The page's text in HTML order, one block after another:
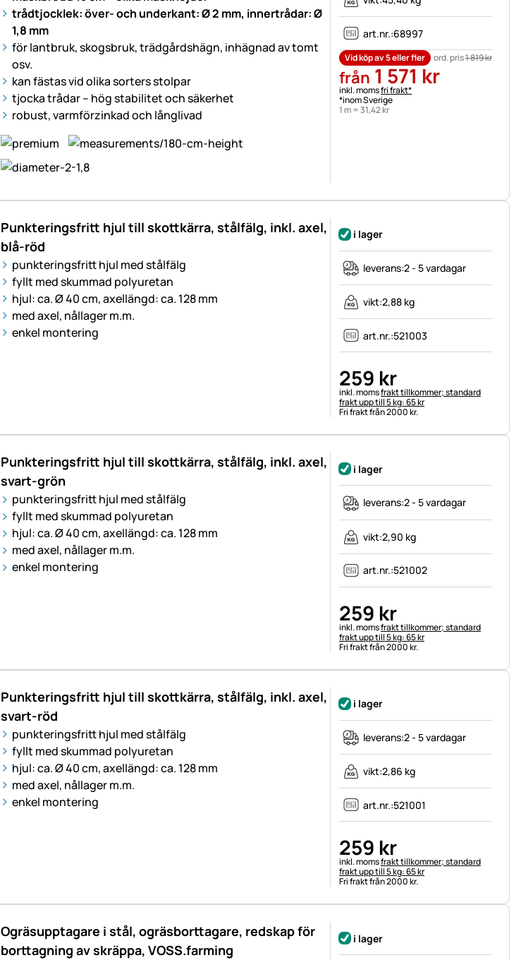
trådtjocklek: över- och underkant: Ø 2 mm, innertrådar: Ø
1,8 mm
för lantbruk, skogsbruk, trädgårdshägn, inhägnad av tomt
osv.
kan fästas vid olika sorters stolpar
tjocka trådar – hög stabilitet och säkerhet
robust, varmförzinkad och långlivad
art.nr.:68997
Vid köp av 5 eller fler ord. pris1 819kr
från 1 571 kr
Skatteinformation:
inkl. momsfri frakt*
*inom Sverige
1 m =31,42kr
Punkteringsfritt hjul till skottkärra, stålfälg, inkl. axel,
blå-röd
punkteringsfritt hjul med stålfälg
fyllt med skummad polyuretan
hjul: ca. Ø 40 cm, axellängd: ca. 128 mm
med axel, nållager m.m.
enkel montering
i lager
leverans:2 - 5 vardagar
vikt:2,88 kg
art.nr.:521003
259 kr
Skatteinformation:
inkl. momsfrakt tillkommer; standard
frakt upp till 5 kg: 65 kr
Fri frakt från 2000 kr.
Punkteringsfritt hjul till skottkärra, stålfälg, inkl. axel,
svart-grön
punkteringsfritt hjul med stålfälg
fyllt med skummad polyuretan
hjul: ca. Ø 40 cm, axellängd: ca. 128 mm
med axel, nållager m.m.
enkel montering
i lager
leverans:2 - 5 vardagar
vikt:2,90 kg
art.nr.:521002
259 kr
Skatteinformation:
inkl. momsfrakt tillkommer; standard
frakt upp till 5 kg: 65 kr
Fri frakt från 2000 kr.
Punkteringsfritt hjul till skottkärra, stålfälg, inkl. axel,
svart-röd
punkteringsfritt hjul med stålfälg
fyllt med skummad polyuretan
hjul: ca. Ø 40 cm, axellängd: ca. 128 mm
med axel, nållager m.m.
enkel montering
i lager
leverans:2 - 5 vardagar
vikt:2,86 kg
art.nr.:521001
259 kr
Skatteinformation:
inkl. momsfrakt tillkommer; standard
frakt upp till 5 kg: 65 kr
Fri frakt från 2000 kr.
Ogräsupptagare i stål, ogräsborttagare, redskap för
borttagning av skräppa, VOSS.farming
i lager